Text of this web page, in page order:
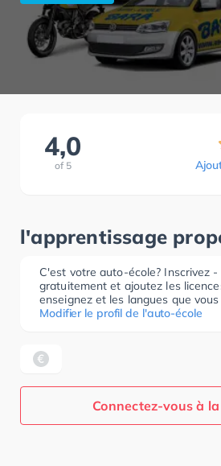
4,0
of 5
l'apprentissage
C'est votre auto-école? Inscrivez -
gratuitement et ajoutez les
enseignez et les langues que
Modifier le profil de l'auto-école
Connectez-vous à